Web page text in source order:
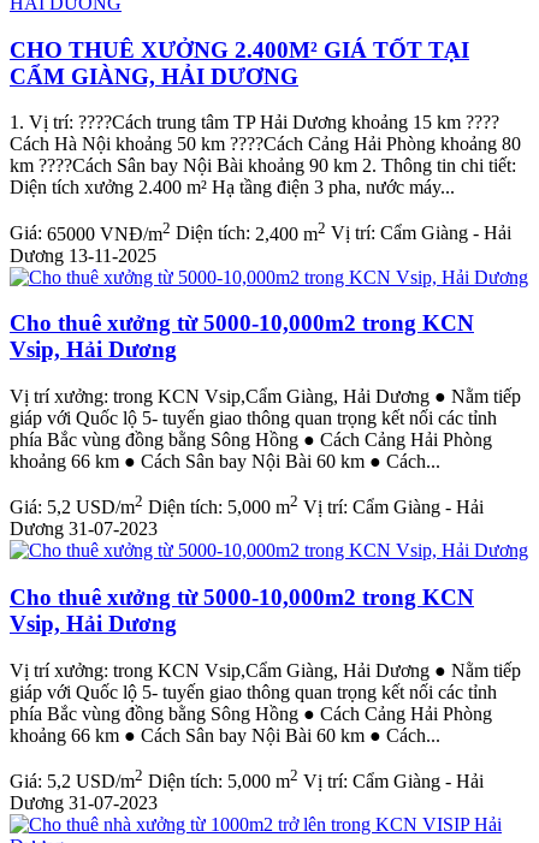
CHO THUÊ XƯỞNG 2.400M² GIÁ TỐT TẠI
CẨM GIÀNG, HẢI DƯƠNG
1. Vị trí: ????️Cách trung tâm TP Hải Dương khoảng 15 km ????️
Cách Hà Nội khoảng 50 km ????️Cách Cảng Hải Phòng khoảng 80
km ????️Cách Sân bay Nội Bài khoảng 90 km 2. Thông tin chi tiết:
Diện tích xưởng 2.400 m² Hạ tầng điện 3 pha, nước máy...
Giá: 65000 VNĐ/m2 Diện tích: 2,400 m2 Vị trí: Cẩm Giàng - Hải
Dương 13-11-2025
Cho thuê xưởng từ 5000-10,000m2 trong KCN
Vsip, Hải Dương
Vị trí xưởng: trong KCN Vsip,Cẩm Giàng, Hải Dương ● Nằm tiếp
giáp với Quốc lộ 5- tuyến giao thông quan trọng kết nối các tỉnh
phía Bắc vùng đồng bằng Sông Hồng ● Cách Cảng Hải Phòng
khoảng 66 km ● Cách Sân bay Nội Bài 60 km ● Cách...
Giá: 5,2 USD/m2 Diện tích: 5,000 m2 Vị trí: Cẩm Giàng - Hải
Dương 31-07-2023
Cho thuê xưởng từ 5000-10,000m2 trong KCN
Vsip, Hải Dương
Vị trí xưởng: trong KCN Vsip,Cẩm Giàng, Hải Dương ● Nằm tiếp
giáp với Quốc lộ 5- tuyến giao thông quan trọng kết nối các tỉnh
phía Bắc vùng đồng bằng Sông Hồng ● Cách Cảng Hải Phòng
khoảng 66 km ● Cách Sân bay Nội Bài 60 km ● Cách...
Giá: 5,2 USD/m2 Diện tích: 5,000 m2 Vị trí: Cẩm Giàng - Hải
Dương 31-07-2023